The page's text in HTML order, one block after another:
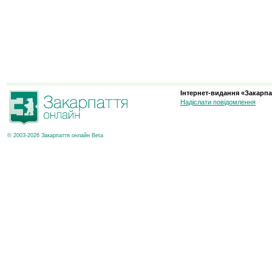
© 2003-2026 Закарпаття онлайн Beta
Інтернет-видання
Надіслати повідомлення